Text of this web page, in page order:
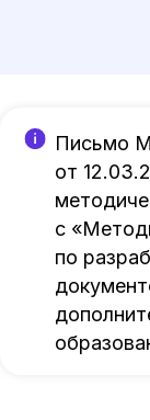
Письмо
от
с
по